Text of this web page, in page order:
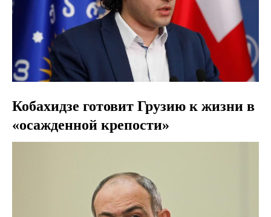
Кобахидзе готовит Грузию к жизни в
«осажденной крепости»